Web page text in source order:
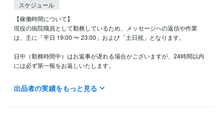
スケジュール
【稼働時間について】
現役の病院職員として勤務しているため、メッセージへの返信や作業
は、主に「平日 19:00 〜 23:00」および「土日祝」となります。
日中（勤務時間中）はお返事が遅れる場合がございますが、24時間以内
には必ず第一報をお返しいたします。
【納期の目安】
テキスト形式での回答・代行となりますので、隙間時間を活用し、迅速
出品者の実績をもっと見る